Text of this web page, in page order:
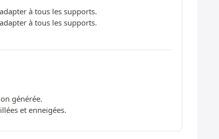
à tous les supports.
à tous les supports.
générée.
et enneigées.